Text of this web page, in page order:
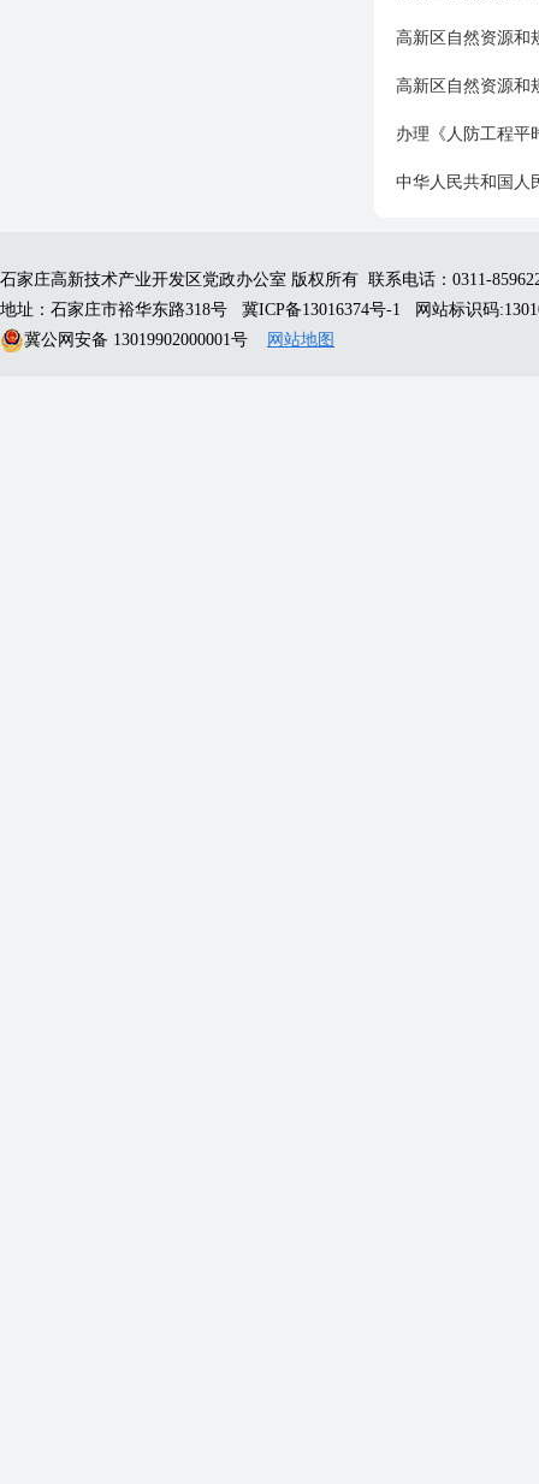
高新区自然资源和
高新区自然资源和
办理《人防工程平
中华人民共和国人